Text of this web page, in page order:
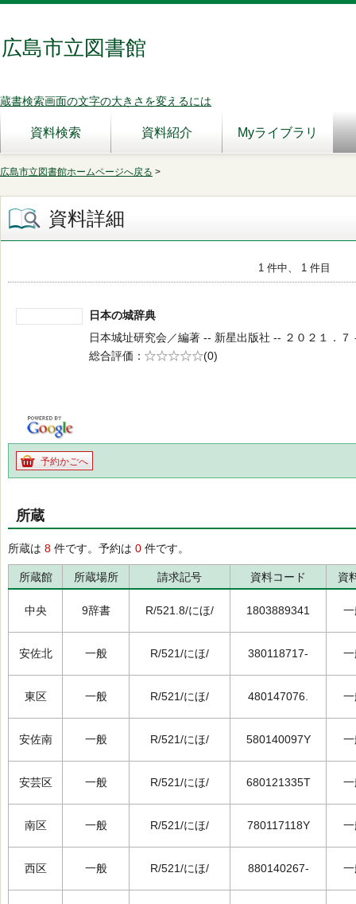
広島市立図書館
蔵書検索画面の文字の大きさを変えるには
資料検索 資料紹介 Myライブラリ
広島市立図書館ホームページへ戻る >
資料詳細
1 件中、 1 件目
日本の城辞典
日本城址研究会／編著 -- 新星出版社 -- ２０２１．７
総合評価
5段階評価
(0)
予約かごへ
所蔵
所蔵は 8 件です。予約は 0 件です。
所蔵館 所蔵場所 請求記号 資料コード 資
中央 9辞書 R/521.8/にほ/ 1803889341
安佐北 一般 R/521/にほ/ 380118717-
東区 一般 R/521/にほ/ 480147076.
安佐南 一般 R/521/にほ/ 580140097Y
安芸区 一般 R/521/にほ/ 680121335T
南区 一般 R/521/にほ/ 780117118Y
西区 一般 R/521/にほ/ 880140267-